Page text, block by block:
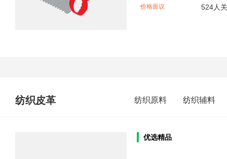
价格面议
524人
纺织皮革 纺织原料 纺织辅料
优选精品